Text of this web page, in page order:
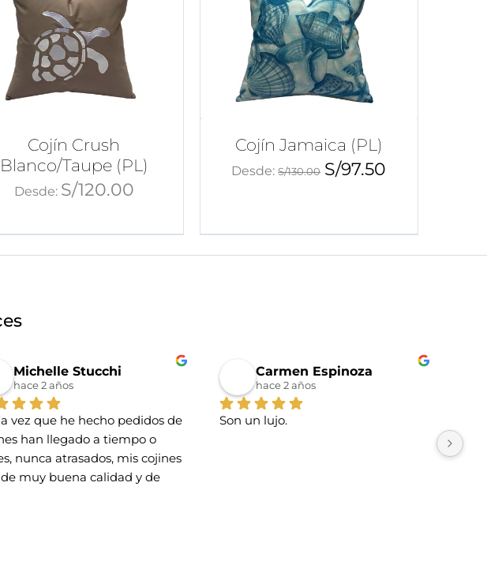
Cojín Crush
Blanco/Taupe (PL)
Desde: S/120.00
Cojín Jamaica (PL)
Desde:S/130.00 S/97.50
Michelle Stucchi
hace 2 años
vez que he hecho pedidos de
han llegado a tiempo o
nunca atrasados, mis cojines
muy buena calidad y de
Carmen Espinoza
hace 2 años
Son un lujo.